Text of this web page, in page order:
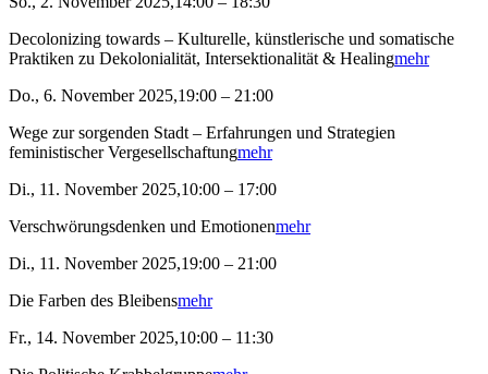
Decolonizing towards – Kulturelle, künstlerische und somatische
Praktiken zu Dekolonialität, Intersektionalität & Healingmehr
Do., 6. November 2025,19:00 – 21:00
Wege zur sorgenden Stadt – Erfahrungen und Strategien
feministischer Vergesellschaftungmehr
Di., 11. November 2025,10:00 – 17:00
Verschwörungsdenken und Emotionenmehr
Di., 11. November 2025,19:00 – 21:00
Die Farben des Bleibensmehr
Fr., 14. November 2025,10:00 – 11:30